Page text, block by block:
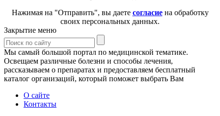
Нажимая на "Отправить", вы даете согласиена обработку
своих персональных данных.
Закрытие меню
Мы самый большой портал по медицинской тематике.
Освещаем различные болезни и способы лечения,
рассказываем о препаратах и предоставляем бесплатный
каталог организаций, который поможет выбрать Вам
О сайте
Контакты